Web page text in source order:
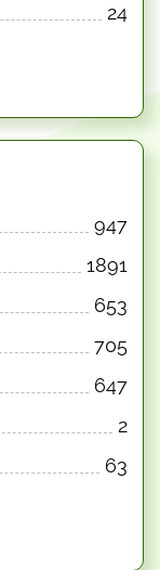
24
947
1891
653
705
647
2
63